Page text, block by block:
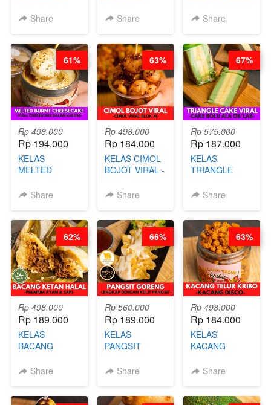
CHEF DITA
Share
- VIRAL
STEPHANIE
Share
PROTEIN
Share
Rp 498.000
Rp 194.000
KELAS
MELTED
CHEESECAKE -
DALAM
KALENG-BY
CHEF DITA
Share
61%
Rp 498.000
Rp 184.000
KELAS CIMOL
BOJOT VIRAL -
BLOK M -BY
JUNI)
Share
63%
Rp 575.000
Rp 187.000
KELAS
TRIANGLE
CAKE BOLU
Share
67%
Rp 498.000
Rp 189.000
KELAS
BACANG
PREMIUM
Share
62%
Rp 560.000
Rp 189.000
KELAS
PANGSIT
LENGKAP
Share
66%
Rp 498.000
Rp 184.000
KELAS
KACANG
KACANG
Share
63%